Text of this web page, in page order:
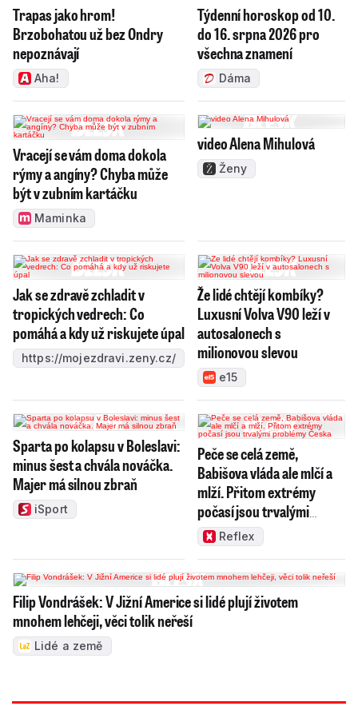
Trapas jako hrom!
Brzobohatou už bez Ondry
nepoznávají
Aha!
Týdenní horoskop od 10.
do 16. srpna 2026 pro
všechna znamení
Dáma
Vracejí se vám doma dokola
rýmy a angíny? Chyba může
být v zubním kartáčku
Maminka
video Alena Mihulová
Ženy
Jak se zdravě zchladit v
tropických vedrech: Co
pomáhá a kdy už riskujete úpal
https://mojezdravi.zeny.cz/
Že lidé chtějí kombíky?
Luxusní Volva V90 leží v
autosalonech s
milionovou slevou
e15
Sparta po kolapsu v Boleslavi:
minus šest a chvála nováčka.
Majer má silnou zbraň
iSport
Peče se celá země,
Babišova vláda ale mlčí a
mlží. Přitom extrémy
počasí jsou trvalými
problémy Česka
Reflex
Filip Vondrášek: V Jižní Americe si lidé plují životem
mnohem lehčeji, věci tolik neřeší
Lidé a země